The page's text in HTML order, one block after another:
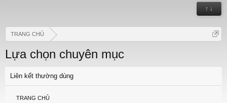
↑ ↓
TRANG CHỦ
Lựa chọn chuyên mục
Liên kết thường dùng
TRANG CHỦ